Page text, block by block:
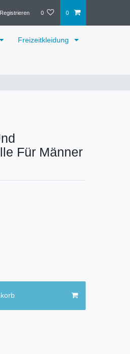
Registrieren 0 0
Freizeitkleidung
Für Männer